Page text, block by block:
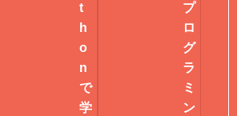
t
h
o
n
で
学
プ
ロ
グ
ラ
ミ
ン